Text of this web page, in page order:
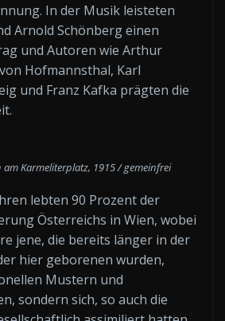
In der Musik leisteten
Arnold Schönberg einen
und Autoren wie Arthur
Hofmannsthal, Karl
und Franz Kafka prägten die
am Karmeliterplatz, 1915 / gemeinfrei
lebten 90 Prozent der
Österreichs in Wien, wobei
jene, die bereits länger in der
hier geborenen wurden,
Mustern und
sondern sich, so auch die